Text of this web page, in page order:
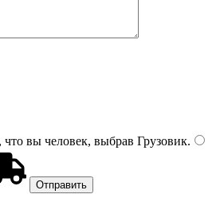
вы человек, выбрав Грузовик.